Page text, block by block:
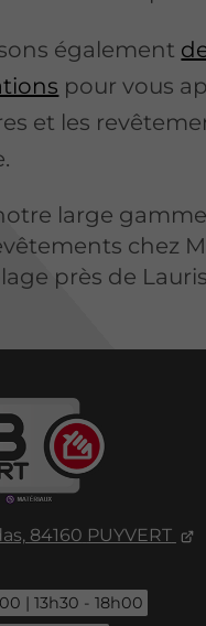
également
pour vous
et les
large
chez
près de
84160 PUYVERT
| 13h30 - 18h00